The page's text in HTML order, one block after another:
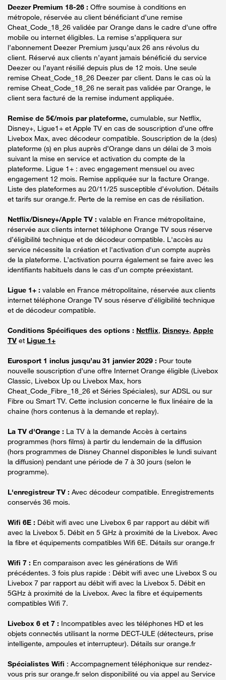
Deezer Premium 18-26 : Offre soumise à conditions en
métropole, réservée au client bénéficiant d’une remise
Cheat_Code_18_26 validée par Orange dans le cadre d’une offre
mobile ou internet éligibles. La remise s’appliquera sur
l’abonnement Deezer Premium jusqu’aux 26 ans révolus du
client. Réservé aux clients n’ayant jamais bénéficié du service
Deezer ou l’ayant résilié depuis plus de 12 mois. Une seule
remise Cheat_Code_18_26 Deezer par client. Dans le cas où la
remise Cheat_Code_18_26 ne serait pas validée par Orange, le
client sera facturé de la remise indument appliquée.
Remise de 5€/mois par plateforme, cumulable, sur Netflix,
Disney+, Ligue1+ et Apple TV en cas de souscription d’une offre
Livebox Max, avec décodeur compatible. Souscription de la (des)
plateforme (s) en plus auprès d’Orange dans un délai de 3 mois
suivant la mise en service et activation du compte de la
plateforme. Ligue 1+ : avec engagement mensuel ou avec
engagement 12 mois. Remise appliquée sur la facture Orange.
Liste des plateformes au 20/11/25 susceptible d’évolution. Détails
et tarifs sur orange.fr. Perte de la remise en cas de résiliation.
Netflix/Disney+/Apple TV : valable en France métropolitaine,
réservée aux clients internet téléphone Orange TV sous réserve
d’éligibilité technique et de décodeur compatible. L'accès au
service nécessite la création et l'activation d'un compte auprès
de la plateforme. L’activation pourra également se faire avec les
identifiants habituels dans le cas d’un compte préexistant.
Ligue 1+ : valable en France métropolitaine, réservée aux clients
internet téléphone Orange TV sous réserve d’éligibilité technique
et de décodeur compatible.
Conditions Spécifiques des options : Netflix, Disney+, Apple
TV et Ligue 1+
Eurosport 1 inclus jusqu’au 31 janvier 2029 : Pour toute
nouvelle souscription d’une offre Internet Orange éligible (Livebox
Classic, Livebox Up ou Livebox Max, hors
Cheat_Code_Fibre_18_26 et Séries Spéciales), sur ADSL ou sur
Fibre ou Smart TV. Cette inclusion concerne le flux linéaire de la
chaine (hors contenus à la demande et replay).
La TV d'Orange : La TV à la demande Accès à certains
programmes (hors films) à partir du lendemain de la diffusion
(hors programmes de Disney Channel disponibles le lundi suivant
la diffusion) pendant une période de 7 à 30 jours (selon le
programme).
L'enregistreur TV : Avec décodeur compatible. Enregistrements
conservés 36 mois.
Wifi 6E : Débit wifi avec une Livebox 6 par rapport au débit wifi
avec la Livebox 5. Débit en 5 GHz à proximité de la Livebox. Avec
la fibre et équipements compatibles Wifi 6E. Détails sur orange.fr
Wifi 7 : En comparaison avec les générations de Wifi
précédentes. 3 fois plus rapide : Débit wifi avec une Livebox S ou
Livebox 7 par rapport au débit wifi avec la Livebox 5. Débit en
5GHz à proximité de la Livebox. Avec la fibre et équipements
compatibles Wifi 7.
Livebox 6 et 7 : Incompatibles avec les téléphones HD et les
objets connectés utilisant la norme DECT-ULE (détecteurs, prise
intelligente, ampoules et interrupteur). Détails sur orange.fr
Spécialistes Wifi : Accompagnement téléphonique sur rendez-
vous pris sur orange.fr selon disponibilité ou via appel au Service